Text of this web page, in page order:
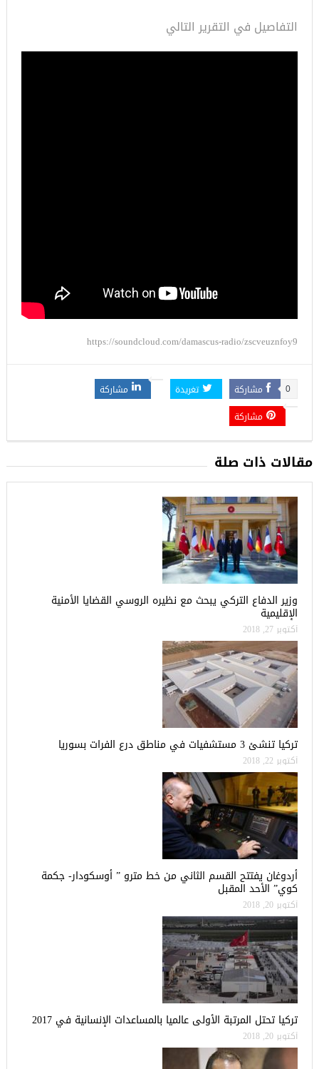
التفاصيل في التقرير التالي
https://soundcloud.com/damascus-radio/zscveuznfoy9
مشاركة 0 تغريدة
مشاركة
مشاركة
مقالات ذات صلة
وزير الدفاع التركي يبحث مع نظيره الروسي القضايا الأمنية
الإقليمية
أكتوبر 27, 2018
تركيا تنشئ 3 مستشفيات في مناطق درع الفرات بسوريا
أكتوبر 22, 2018
أردوغان يفتتح القسم الثاني من خط مترو ” أوسكودار- جكمة
كوي” الأحد المقبل
أكتوبر 20, 2018
تركيا تحتل المرتبة الأولى عالميا بالمساعدات الإنسانية في 2017
أكتوبر 20, 2018